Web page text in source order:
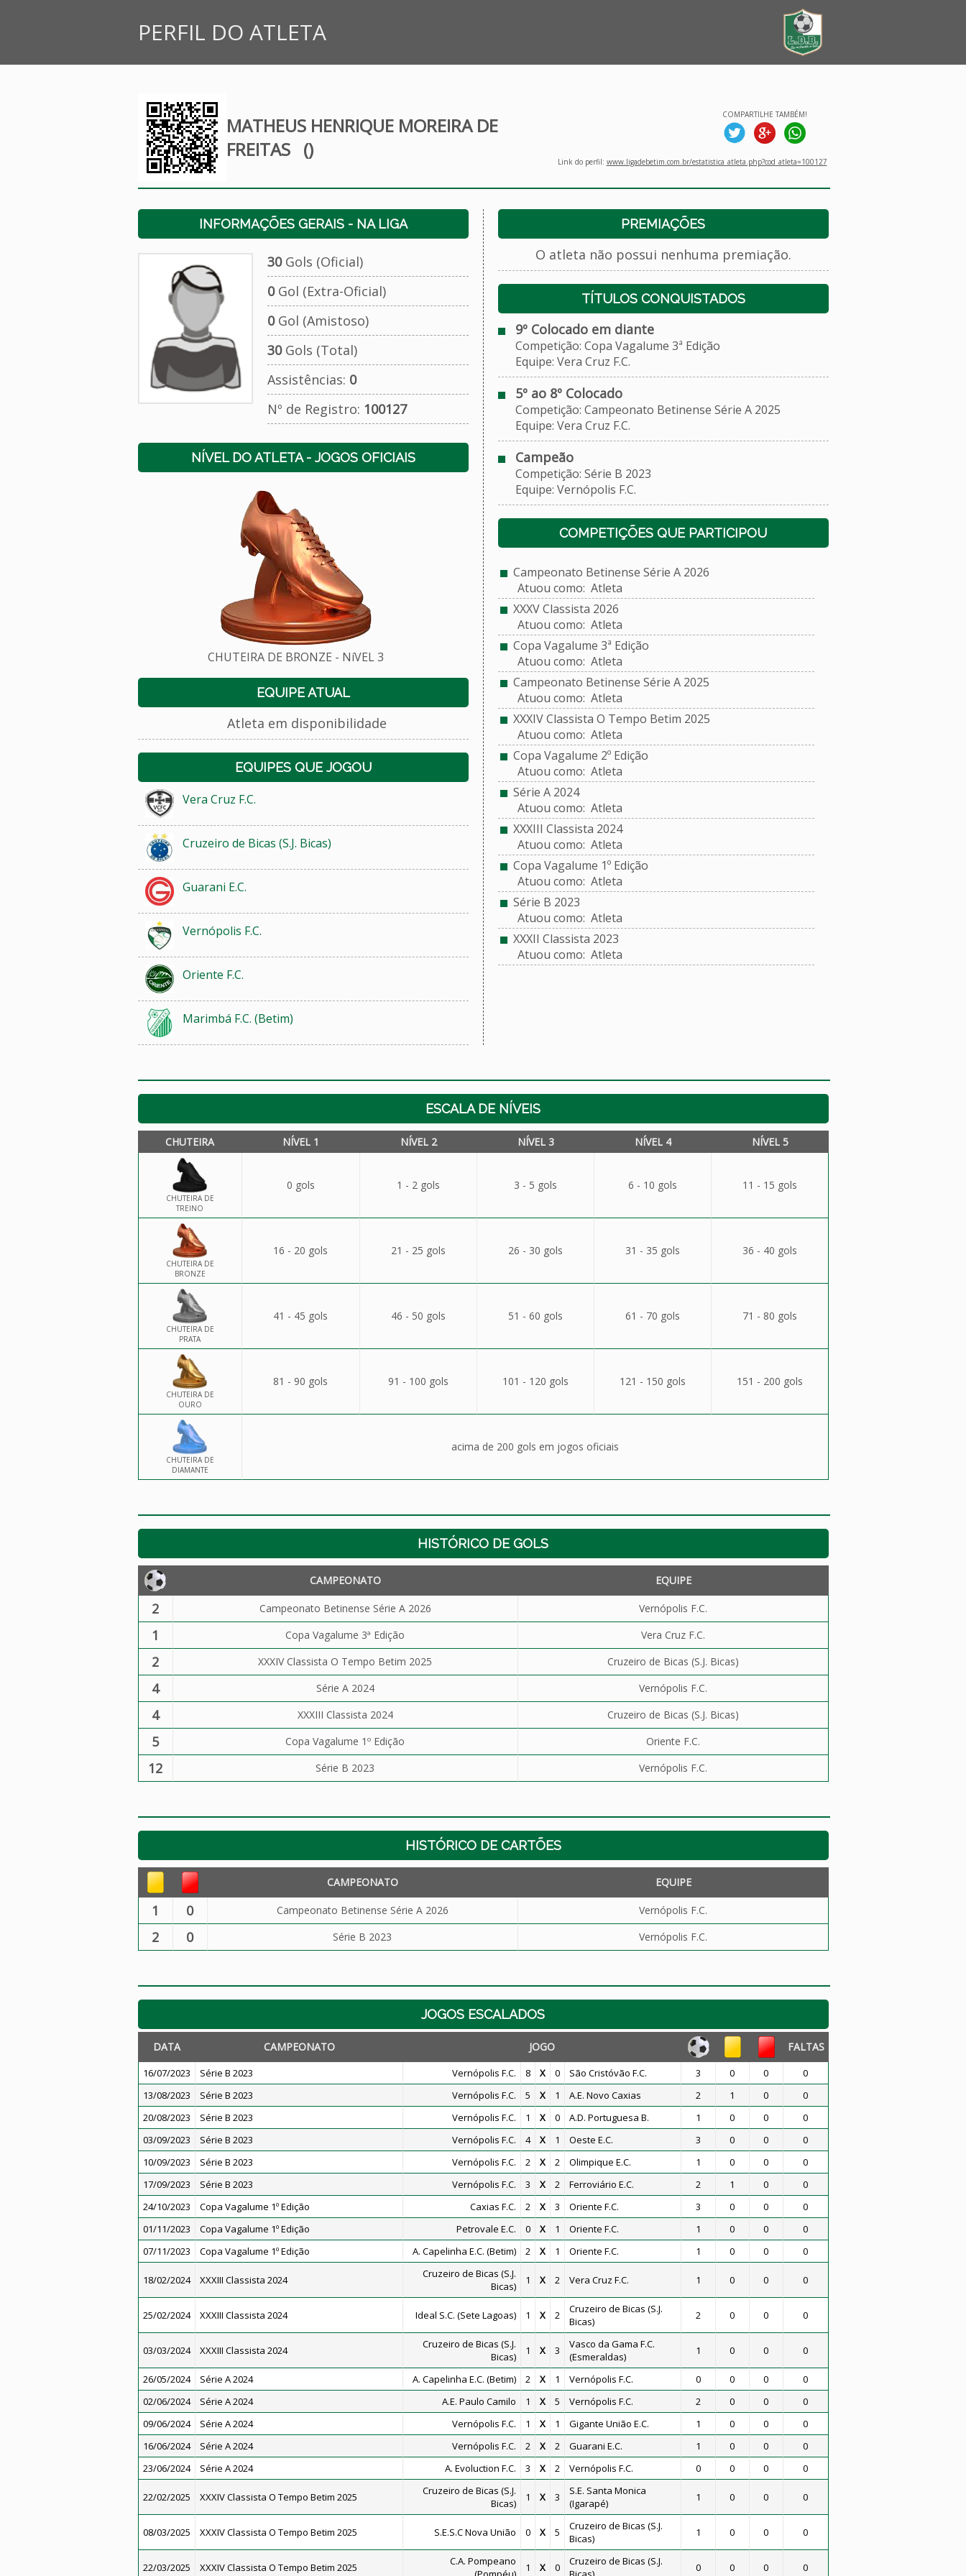
PERFIL DO ATLETA
MATHEUS HENRIQUE MOREIRA DE
FREITAS ()
COMPARTILHE TAMBÉM!
Link do perfil: www.ligadebetim.com.br/estatistica_atleta.php?cod_atleta=100127
INFORMAÇÕES GERAIS - NA LIGA
30Gols (Oficial)
0Gol (Extra-Oficial)
0Gol (Amistoso)
30Gols (Total)
Assistências: 0
Nº de Registro: 100127
NÍVEL DO ATLETA - JOGOS OFICIAIS
CHUTEIRA DE BRONZE - NíVEL 3
EQUIPE ATUAL
Atleta em disponibilidade
EQUIPES QUE JOGOU
Vera Cruz F.C.
Cruzeiro de Bicas (S.J. Bicas)
Guarani E.C.
Vernópolis F.C.
Oriente F.C.
Marimbá F.C. (Betim)
PREMIAÇÕES
O atleta não possui nenhuma premiação.
TÍTULOS CONQUISTADOS
9º Colocado em diante
Competição: Copa Vagalume 3ª Edição
Equipe: Vera Cruz F.C.
5º ao 8º Colocado
Competição: Campeonato Betinense Série A 2025
Equipe: Vera Cruz F.C.
Campeão
Competição: Série B 2023
Equipe: Vernópolis F.C.
COMPETIÇÕES QUE PARTICIPOU
Campeonato Betinense Série A 2026
Atuou como: Atleta
XXXV Classista 2026
Atuou como: Atleta
Copa Vagalume 3ª Edição
Atuou como: Atleta
Campeonato Betinense Série A 2025
Atuou como: Atleta
XXXIV Classista O Tempo Betim 2025
Atuou como: Atleta
Copa Vagalume 2º Edição
Atuou como: Atleta
Série A 2024
Atuou como: Atleta
XXXIII Classista 2024
Atuou como: Atleta
Copa Vagalume 1º Edição
Atuou como: Atleta
Série B 2023
Atuou como: Atleta
XXXII Classista 2023
Atuou como: Atleta
ESCALA DE NÍVEIS
CHUTEIRA NÍVEL 1 NÍVEL 2 NÍVEL 3 NÍVEL 4 NÍVEL 5
CHUTEIRA DE
TREINO
0 gols 1 - 2 gols 3 - 5 gols 6 - 10 gols 11 - 15 gols
CHUTEIRA DE
BRONZE
16 - 20 gols 21 - 25 gols 26 - 30 gols 31 - 35 gols 36 - 40 gols
CHUTEIRA DE
PRATA
41 - 45 gols 46 - 50 gols 51 - 60 gols 61 - 70 gols 71 - 80 gols
CHUTEIRA DE
OURO
81 - 90 gols 91 - 100 gols 101 - 120 gols 121 - 150 gols 151 - 200 gols
CHUTEIRA DE
DIAMANTE
acima de 200 gols em jogos oficiais
HISTÓRICO DE GOLS
CAMPEONATO EQUIPE
2 Campeonato Betinense Série A 2026 Vernópolis F.C.
1 Copa Vagalume 3ª Edição Vera Cruz F.C.
2 XXXIV Classista O Tempo Betim 2025 Cruzeiro de Bicas (S.J. Bicas)
4 Série A 2024 Vernópolis F.C.
4 XXXIII Classista 2024 Cruzeiro de Bicas (S.J. Bicas)
5 Copa Vagalume 1º Edição Oriente F.C.
12 Série B 2023 Vernópolis F.C.
HISTÓRICO DE CARTÕES
CAMPEONATO EQUIPE
1 0 Campeonato Betinense Série A 2026 Vernópolis F.C.
2 0 Série B 2023 Vernópolis F.C.
JOGOS ESCALADOS
DATA CAMPEONATO JOGO FALTAS
16/07/2023 Série B 2023 Vernópolis F.C. 8 X 0 São Cristóvão F.C. 3 0 0
0
13/08/2023
Série B 2023 Vernópolis F.C. 5 X 1 A.E. Novo Caxias 2 1 0
0
20/08/2023
Série B 2023 Vernópolis F.C. 1 X 0 A.D. Portuguesa B. 1 0 0
0
03/09/2023
Série B 2023 Vernópolis F.C. 4 X 1 Oeste E.C. 3 0 0
0
10/09/2023
Série B 2023 Vernópolis F.C. 2 X 2 Olimpique E.C. 1 0 0
0
17/09/2023
Série B 2023 Vernópolis F.C. 3 X 2 Ferroviário E.C. 2 1 0
0
24/10/2023
Copa Vagalume 1º Edição Caxias F.C. 2 X 3 Oriente F.C. 3 0 0
0
01/11/2023
Copa Vagalume 1º Edição Petrovale E.C. 0 X 1 Oriente F.C. 1 0 0
0
07/11/2023
Copa Vagalume 1º Edição A. Capelinha E.C. (Betim) 2 X 1 Oriente F.C. 1 0 0 0
18/02/2024 XXXIII Classista 2024
Cruzeiro de Bicas (S.J.
Bicas)
1 X 2 Vera Cruz F.C. 1 0 0 0
25/02/2024 XXXIII Classista 2024 Ideal S.C. (Sete Lagoas) 1 X 2
Cruzeiro de Bicas (S.J.
Bicas)
2 0 0 0
03/03/2024 XXXIII Classista 2024
Cruzeiro de Bicas (S.J.
Bicas)
1 X 3
Vasco da Gama F.C.
(Esmeraldas)
1 0 0 0
26/05/2024 Série A 2024 A. Capelinha E.C. (Betim) 2 X 1 Vernópolis F.C. 0 0 0
0
02/06/2024
Série A 2024 A.E. Paulo Camilo 1 X 5 Vernópolis F.C. 2 0 0
0
09/06/2024
Série A 2024 Vernópolis F.C. 1 X 1 Gigante União E.C. 1 0 0
0
16/06/2024
Série A 2024 Vernópolis F.C. 2 X 2 Guarani E.C. 1 0 0
0
23/06/2024
Série A 2024 A. Evoluction F.C. 3 X 2 Vernópolis F.C. 0 0 0 0
22/02/2025 XXXIV Classista O Tempo Betim 2025
Cruzeiro de Bicas (S.J.
Bicas)
1 X 3
S.E. Santa Monica
(Igarapé)
1 0 0 0
08/03/2025 XXXIV Classista O Tempo Betim 2025 S.E.S.C Nova União 0 X 5
Cruzeiro de Bicas (S.J.
Bicas)
1 0 0 0
22/03/2025 XXXIV Classista O Tempo Betim 2025
C.A. Pompeano
1 X 0
Cruzeiro de Bicas (S.J.
0 0 0 0